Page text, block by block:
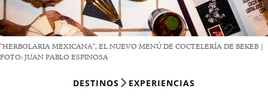
"HERBOLARIA MEXICANA", EL NUEVO MENÚ DE COCTELERÍA DE BEKEB |
FOTO: JUAN PABLO ESPINOSA
DESTINOS EXPERIENCIAS